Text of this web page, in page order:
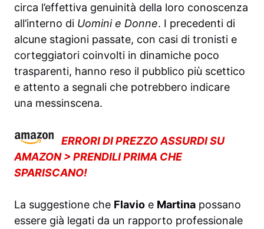
circa l’effettiva genuinità della loro conoscenza
all’interno di Uomini e Donne. I precedenti di
alcune stagioni passate, con casi di tronisti e
corteggiatori coinvolti in dinamiche poco
trasparenti, hanno reso il pubblico più scettico
e attento a segnali che potrebbero indicare
una messinscena.
ERRORI DI PREZZO ASSURDI SU
AMAZON > PRENDILI PRIMA CHE
SPARISCANO!
La suggestione che Flavio e Martina possano
essere già legati da un rapporto professionale